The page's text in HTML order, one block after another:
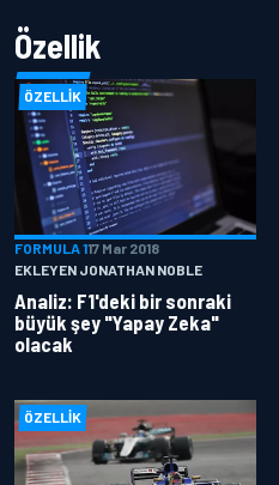
Özellik
ÖZELLIK
FORMULA 117 Mar 2018
EKLEYEN JONATHAN NOBLE
Analiz: F1'deki bir sonraki
büyük şey "Yapay Zeka"
olacak
ÖZELLIK